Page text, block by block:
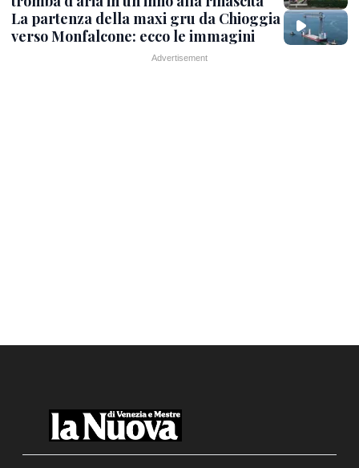
La partenza della maxi gru da Chioggia
verso Monfalcone: ecco le immagini